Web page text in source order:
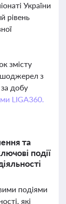
України
рівень
змісту
з
добу
LIGA360.
та
події
подіями
які